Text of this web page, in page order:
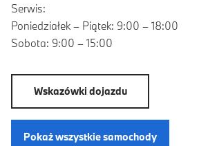
Serwis:
Poniedziałek – Piątek: 9:00 – 18:00
Sobota: 9:00 – 15:00
Wskazówki dojazdu
Pokaż wszystkie samochody